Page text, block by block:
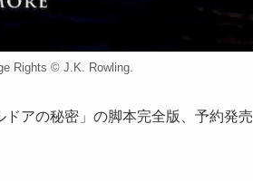
Rights © J.K. Rowling.
アの秘密」の脚本完全版、予約発売